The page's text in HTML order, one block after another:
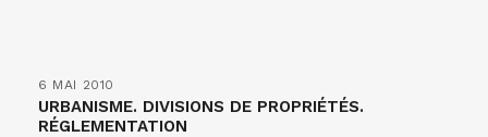
6 MAI 2010
URBANISME. DIVISIONS DE PROPRIÉTÉS.
RÉGLEMENTATION